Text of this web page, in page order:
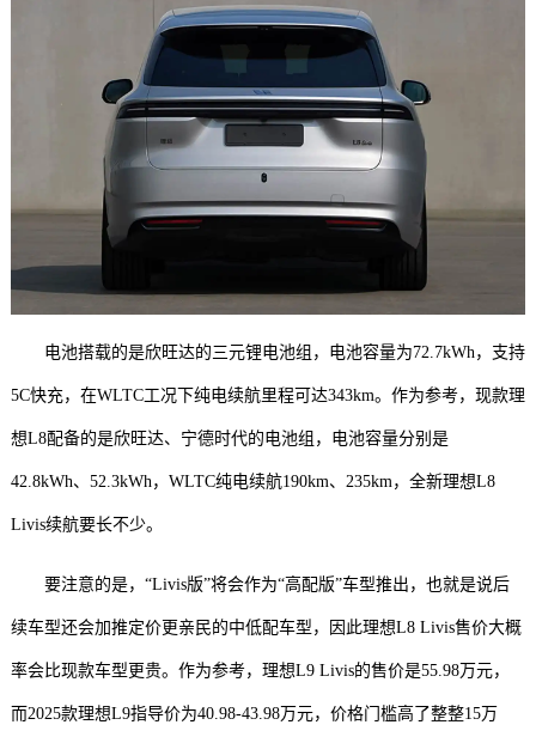
电池搭载的是欣旺达的三元锂电池组，电池容量为72.7kWh，支持
5C快充，在WLTC工况下纯电续航里程可达343km。作为参考，现款理
想L8配备的是欣旺达、宁德时代的电池组，电池容量分别是
42.8kWh、52.3kWh，WLTC纯电续航190km、235km，全新理想L8
Livis续航要长不少。
要注意的是，“Livis版”将会作为“高配版”车型推出，也就是说后
续车型还会加推定价更亲民的中低配车型，因此理想L8 Livis售价大概
率会比现款车型更贵。作为参考，理想L9 Livis的售价是55.98万元，
而2025款理想L9指导价为40.98-43.98万元，价格门槛高了整整15万